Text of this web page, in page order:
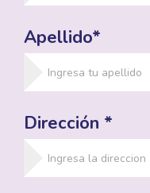
Apellido*
Dirección *